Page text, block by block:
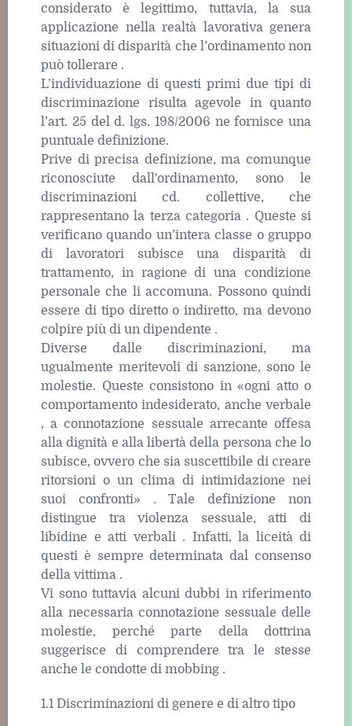
considerato è legittimo, tuttavia, la sua
applicazione nella realtà lavorativa genera
situazioni di disparità che l’ordinamento non
può tollerare .
L’individuazione di questi primi due tipi di
discriminazione risulta agevole in quanto
l’art. 25 del d. lgs. 198/2006 ne fornisce una
puntuale definizione.
Prive di precisa definizione, ma comunque
riconosciute dall'ordinamento, sono le
discriminazioni cd. collettive, che
rappresentano la terza categoria . Queste si
verificano quando un’intera classe o gruppo
di lavoratori subisce una disparità di
trattamento, in ragione di una condizione
personale che li accomuna. Possono quindi
essere di tipo diretto o indiretto, ma devono
colpire più di un dipendente .
Diverse dalle discriminazioni, ma
ugualmente meritevoli di sanzione, sono le
molestie. Queste consistono in «ogni atto o
comportamento indesiderato, anche verbale
, a connotazione sessuale arrecante offesa
alla dignità e alla libertà della persona che lo
subisce, ovvero che sia suscettibile di creare
ritorsioni o un clima di intimidazione nei
suoi confronti» . Tale definizione non
distingue tra violenza sessuale, atti di
libidine e atti verbali . Infatti, la liceità di
questi è sempre determinata dal consenso
della vittima .
Vi sono tuttavia alcuni dubbi in riferimento
alla necessaria connotazione sessuale delle
molestie, perché parte della dottrina
suggerisce di comprendere tra le stesse
anche le condotte di mobbing .
1.1 Discriminazioni di genere e di altro tipo